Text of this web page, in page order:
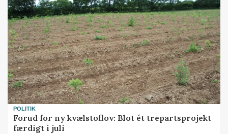
POLITIK
Forud for ny kvælstoflov: Blot ét trepartsprojekt
færdigt i juli